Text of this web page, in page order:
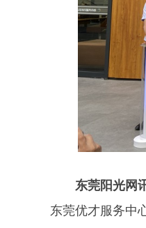
东莞阳光网
东莞优才服务中